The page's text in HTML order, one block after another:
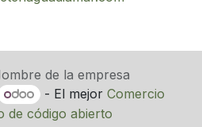
de la empresa
- El mejorComercio
de código abierto